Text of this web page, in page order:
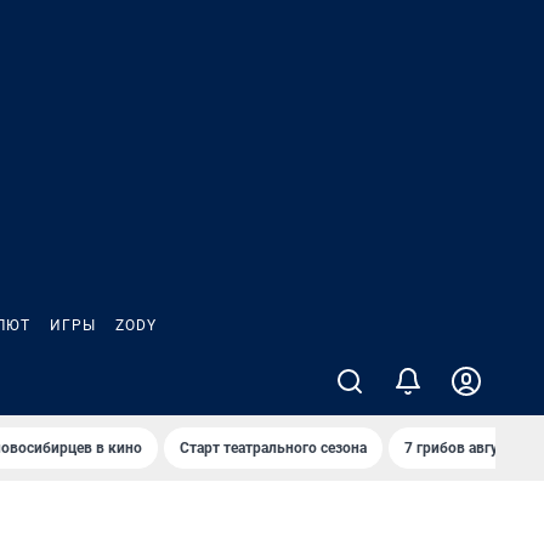
ИГРЫ ZODY
в кино Старт театрального сезона 7 грибов августа